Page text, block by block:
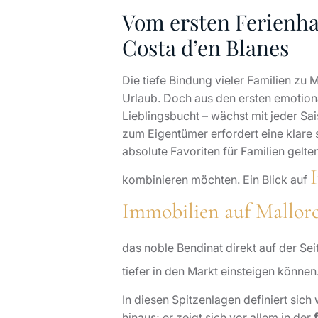
Vom ersten
Costa d’en Blanes
Die tiefe Bindung vieler Familien zu
Urlaub. Doch aus den ersten
Lieblingsbucht – wächst mit jeder
zum Eigentümer erfordert eine klare
absolute Favoriten für Familien
kombinieren möchten. Ein Blick auf
Immobilien auf
das noble Bendinat direkt auf der
tiefer in den Markt einsteigen
In diesen Spitzenlagen definiert